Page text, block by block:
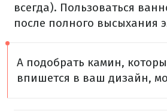
всегда). Пользоваться
после полного высыхания
А подобрать камин,
впишется в ваш дизайн,